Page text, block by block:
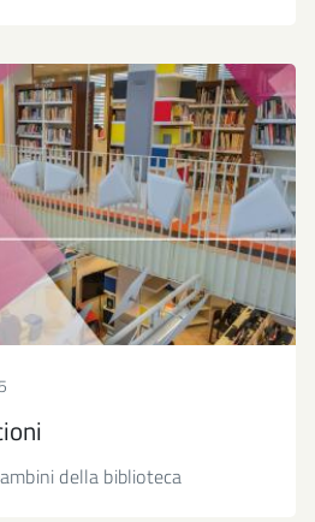
della biblioteca